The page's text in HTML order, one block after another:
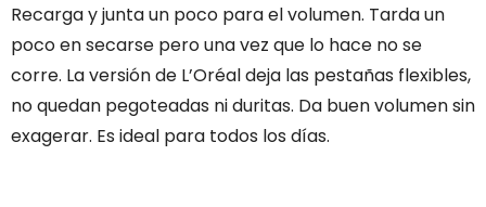
Recarga y junta un poco para el volumen. Tarda un
poco en secarse pero una vez que lo hace no se
corre. La versión de L’Oréal deja las pestañas flexibles,
no quedan pegoteadas ni duritas. Da buen volumen sin
exagerar. Es ideal para todos los días.